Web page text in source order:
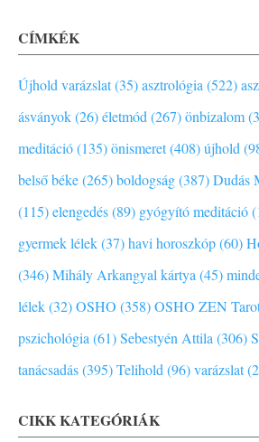
CÍMKÉK
Újhold varázslat (35)asztrológia (522)
ásványok (26)életmód (267)önbizalom
meditáció (135)önismeret (408)újhold
belső béke (265)boldogság (387)Dudás
(115)elengedés (89) gyógyító meditáció
gyermek lélek (37)havi horoszkóp (60)
(346)Mihály Arkangyal kártya (45)
lélek (32)OSHO (358)OSHO ZEN
pszichológia (61)Sebestyén Attila (306)
tanácsadás (395)Telihold (96)varázslat
CIKK KATEGÓRIÁK